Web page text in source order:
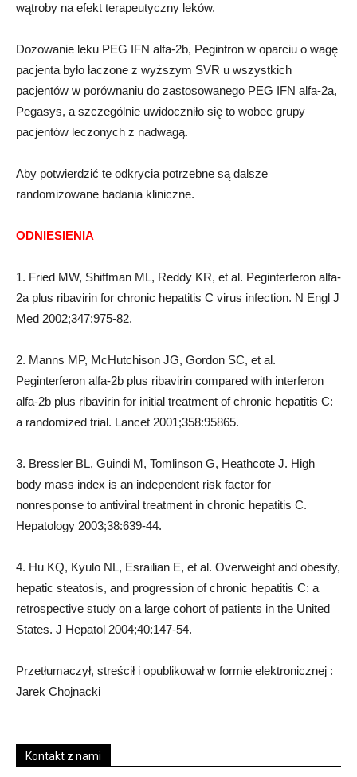
wątroby na efekt terapeutyczny leków.
Dozowanie leku PEG IFN alfa-2b, Pegintron w oparciu o wagę
pacjenta było łaczone z wyższym SVR u wszystkich
pacjentów w porównaniu do zastosowanego PEG IFN alfa-2a,
Pegasys, a szczególnie uwidoczniło się to wobec grupy
pacjentów leczonych z nadwagą.
Aby potwierdzić te odkrycia potrzebne są dalsze
randomizowane badania kliniczne.
ODNIESIENIA
1. Fried MW, Shiffman ML, Reddy KR, et al. Peginterferon alfa-
2a plus ribavirin for chronic hepatitis C virus infection. N Engl J
Med 2002;347:975-82.
2. Manns MP, McHutchison JG, Gordon SC, et al.
Peginterferon alfa-2b plus ribavirin compared with interferon
alfa-2b plus ribavirin for initial treatment of chronic hepatitis C:
a randomized trial. Lancet 2001;358:95865.
3. Bressler BL, Guindi M, Tomlinson G, Heathcote J. High
body mass index is an independent risk factor for
nonresponse to antiviral treatment in chronic hepatitis C.
Hepatology 2003;38:639-44.
4. Hu KQ, Kyulo NL, Esrailian E, et al. Overweight and obesity,
hepatic steatosis, and progression of chronic hepatitis C: a
retrospective study on a large cohort of patients in the United
States. J Hepatol 2004;40:147-54.
Przetłumaczył, streścił i opublikował w formie elektronicznej :
Jarek Chojnacki
Kontakt z nami